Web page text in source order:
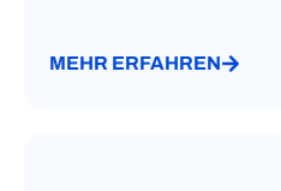
MEHR ERFAHREN